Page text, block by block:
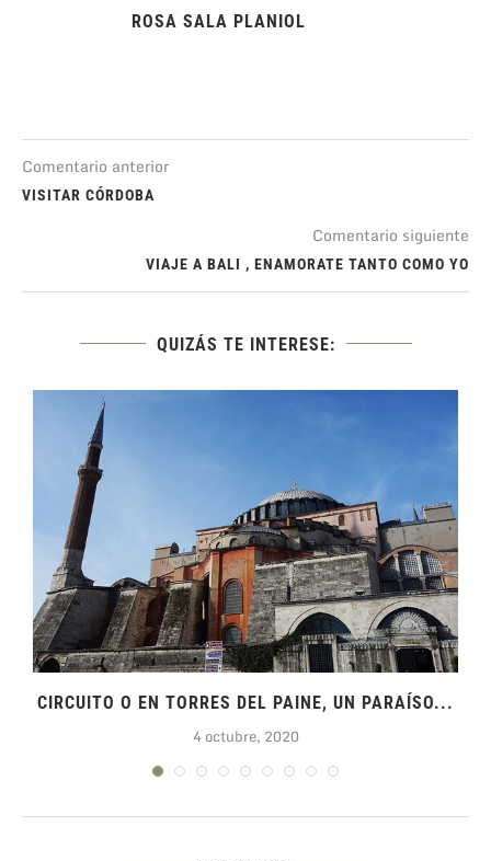
ROSA SALA PLANIOL
Comentario anterior
VISITAR CÓRDOBA
Comentario siguiente
VIAJE A BALI , ENAMORATE TANTO COMO YO
QUIZÁS TE INTERESE:
CIRCUITO O EN TORRES DEL PAINE, UN PARAÍSO...
4 octubre, 2020